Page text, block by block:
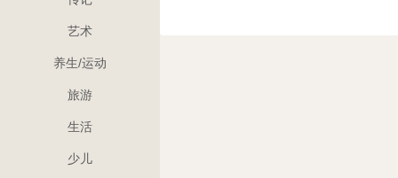
艺术
养生/运动
旅游
生活
少儿